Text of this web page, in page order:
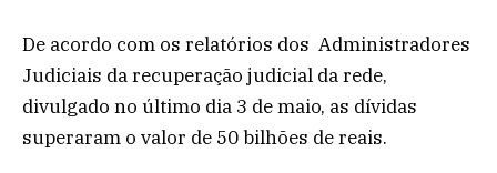
De acordo com os relatórios dos Administradores
Judiciais da recuperação judicial da rede,
divulgado no último dia 3 de maio, as dívidas
superaram o valor de 50 bilhões de reais.